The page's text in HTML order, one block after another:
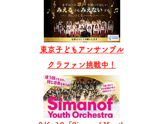
東京子どもアンサンブル
​クラファン挑戦中！